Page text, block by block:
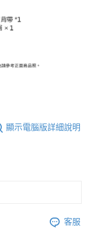
顯示電腦版詳細說明
客服